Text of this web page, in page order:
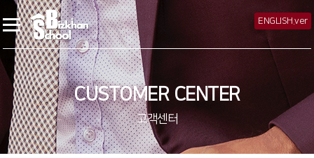
ENGLISH.ver
CUSTOMER CENTER
고객센터